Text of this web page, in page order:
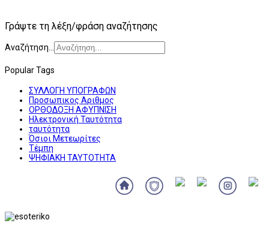
Γράψτε τη λέξη/φράση αναζήτησης
Αναζήτηση...
Popular Tags
ΣΥΛΛΟΓΗ ΥΠΟΓΡΑΦΩΝ
Προσωπικος Αριθμος
ΟΡΘΟΔΟΞΗ ΑΦΥΠΝΙΣΗ
Ηλεκτρονική Ταυτότητα
ταυτότητα
Όσιοι Μετεωρίτες
Τέμπη
ΨΗΦΙΑΚΗ ΤΑΥΤΟΤΗΤΑ